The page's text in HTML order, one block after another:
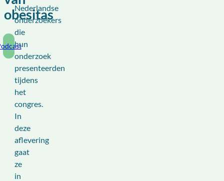
obesitas
Nederlandse
onderzoekers
die
hun
onderzoek
presenteerden
tijdens
het
congres.
In
deze
aflevering
gaat
ze
in